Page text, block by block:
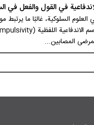
في القول والفعل في
العلوم السلوكية، غالبًا ما يرتبط
المصابين...